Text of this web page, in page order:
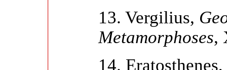
13. Vergilius,
Metamorphoses,
14. Eratosthenes,